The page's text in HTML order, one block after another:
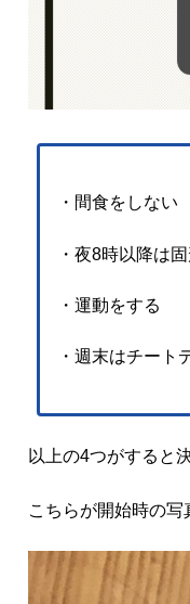
・間食をしない
・夜8時以降は
・運動をする
・週末はチート
以上の4つがすると
こちらが開始時の写